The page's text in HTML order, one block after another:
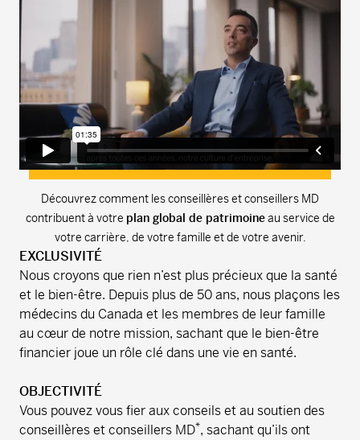
Découvrez comment les conseillères et conseillers MD
contribuent à votre plan global de patrimoineau service de
votre carrière, de votre famille et de votre avenir.
EXCLUSIVITÉ
Nous croyons que rien n’est plus précieux que la santé
et le bien-être. Depuis plus de 50 ans, nous plaçons les
médecins du Canada et les membres de leur famille
au cœur de notre mission, sachant que le bien-être
financier joue un rôle clé dans une vie en santé.
OBJECTIVITÉ
Vous pouvez vous fier aux conseils et au soutien des
conseillères et conseillers MD*, sachant qu’ils ont